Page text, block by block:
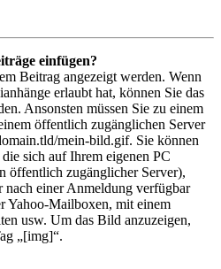
einfügen?
Beitrag angezeigt werden. Wenn
erlaubt hat, können Sie das
Ansonsten müssen Sie zu einem
öffentlich zugänglichen Server
mein-bild.gif. Sie können
sich auf Ihrem eigenen PC
öffentlich zugänglicher Server),
einer Anmeldung verfügbar
Yahoo-Mailboxen, mit einem
usw. Um das Bild anzuzeigen,
„[img]“.